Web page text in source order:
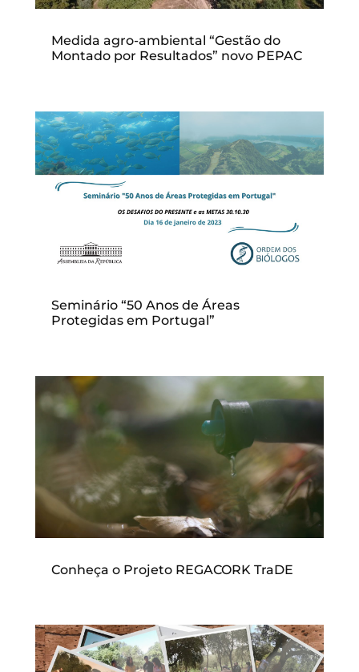
Medida agro-ambiental “Gestão do
Montado por Resultados” novo PEPAC
Seminário “50 Anos de Áreas
Protegidas em Portugal”
Conheça o Projeto REGACORK TraDE